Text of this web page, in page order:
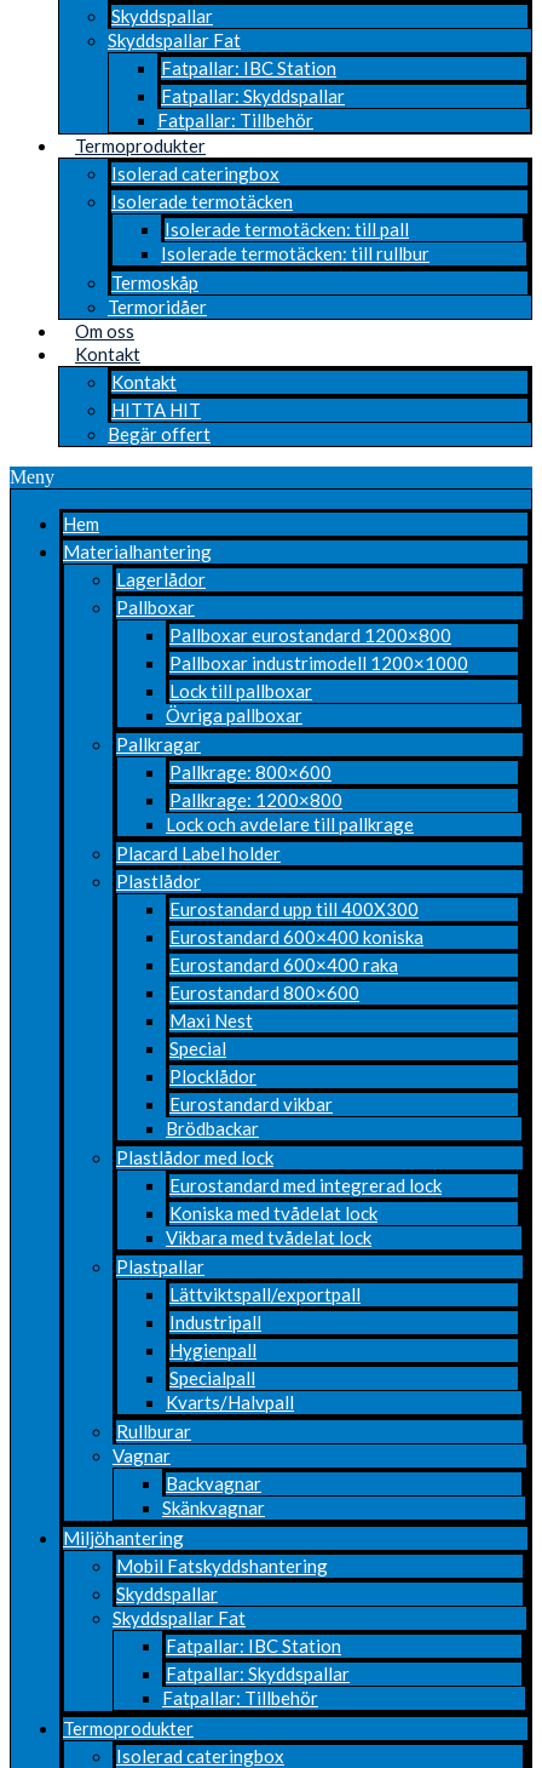
Skyddspallar
Skyddspallar Fat
Fatpallar: IBC Station
Fatpallar: Skyddspallar
Fatpallar: Tillbehör
Termoprodukter
Isolerad cateringbox
Isolerade termotäcken
Isolerade termotäcken: till pall
Isolerade termotäcken: till rullbur
Termoskåp
Termoridåer
Om oss
Kontakt
Kontakt
HITTA HIT
Begär offert
Meny
Hem
Materialhantering
Lagerlådor
Pallboxar
Pallboxar eurostandard 1200×800
Pallboxar industrimodell 1200×1000
Lock till pallboxar
Övriga pallboxar
Pallkragar
Pallkrage: 800×600
Pallkrage: 1200×800
Lock och avdelare till pallkrage
Placard Label holder
Plastlådor
Eurostandard upp till 400X300
Eurostandard 600×400 koniska
Eurostandard 600×400 raka
Eurostandard 800×600
Maxi Nest
Special
Plocklådor
Eurostandard vikbar
Brödbackar
Plastlådor med lock
Eurostandard med integrerad lock
Koniska med tvådelat lock
Vikbara med tvådelat lock
Plastpallar
Lättviktspall/exportpall
Industripall
Hygienpall
Specialpall
Kvarts/Halvpall
Rullburar
Vagnar
Backvagnar
Skänkvagnar
Miljöhantering
Mobil Fatskyddshantering
Skyddspallar
Skyddspallar Fat
Fatpallar: IBC Station
Fatpallar: Skyddspallar
Fatpallar: Tillbehör
Termoprodukter
Isolerad cateringbox